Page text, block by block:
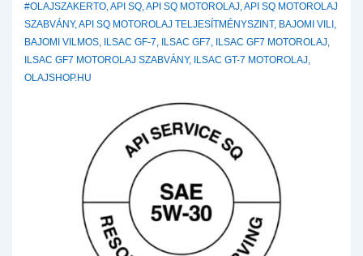
befecskendezéses
TGDI
motorok
tribológiai
#OLAJSZAKERTO,API SQ,API SQ MOTOROLAJ,API SQ MOTOROLAJ
SZABVÁNY,API SQ MOTOROLAJ TELJESÍTMÉNYSZINT, BAJOMI VILI ,
BAJOMI VILMOS, ILSAC GF-7, ILSAC GF7, ILSAC GF7 MOTOROLAJ,
ILSAC GF7 MOTOROLAJ SZABVÁNY, ILSAC GT-7 MOTOROLAJ,
OLAJSHOP.HU